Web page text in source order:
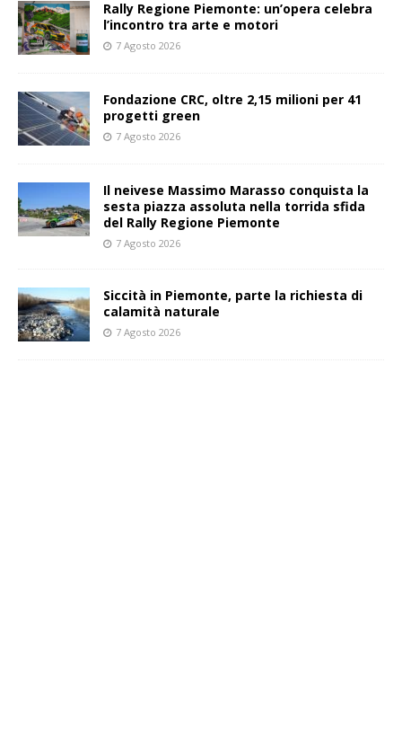
Rally Regione Piemonte: un’opera celebra
l’incontro tra arte e motori
7 Agosto 2026
Fondazione CRC, oltre 2,15 milioni per 41
progetti green
7 Agosto 2026
Il neivese Massimo Marasso conquista la
sesta piazza assoluta nella torrida sfida
del Rally Regione Piemonte
7 Agosto 2026
Siccità in Piemonte, parte la richiesta di
calamità naturale
7 Agosto 2026